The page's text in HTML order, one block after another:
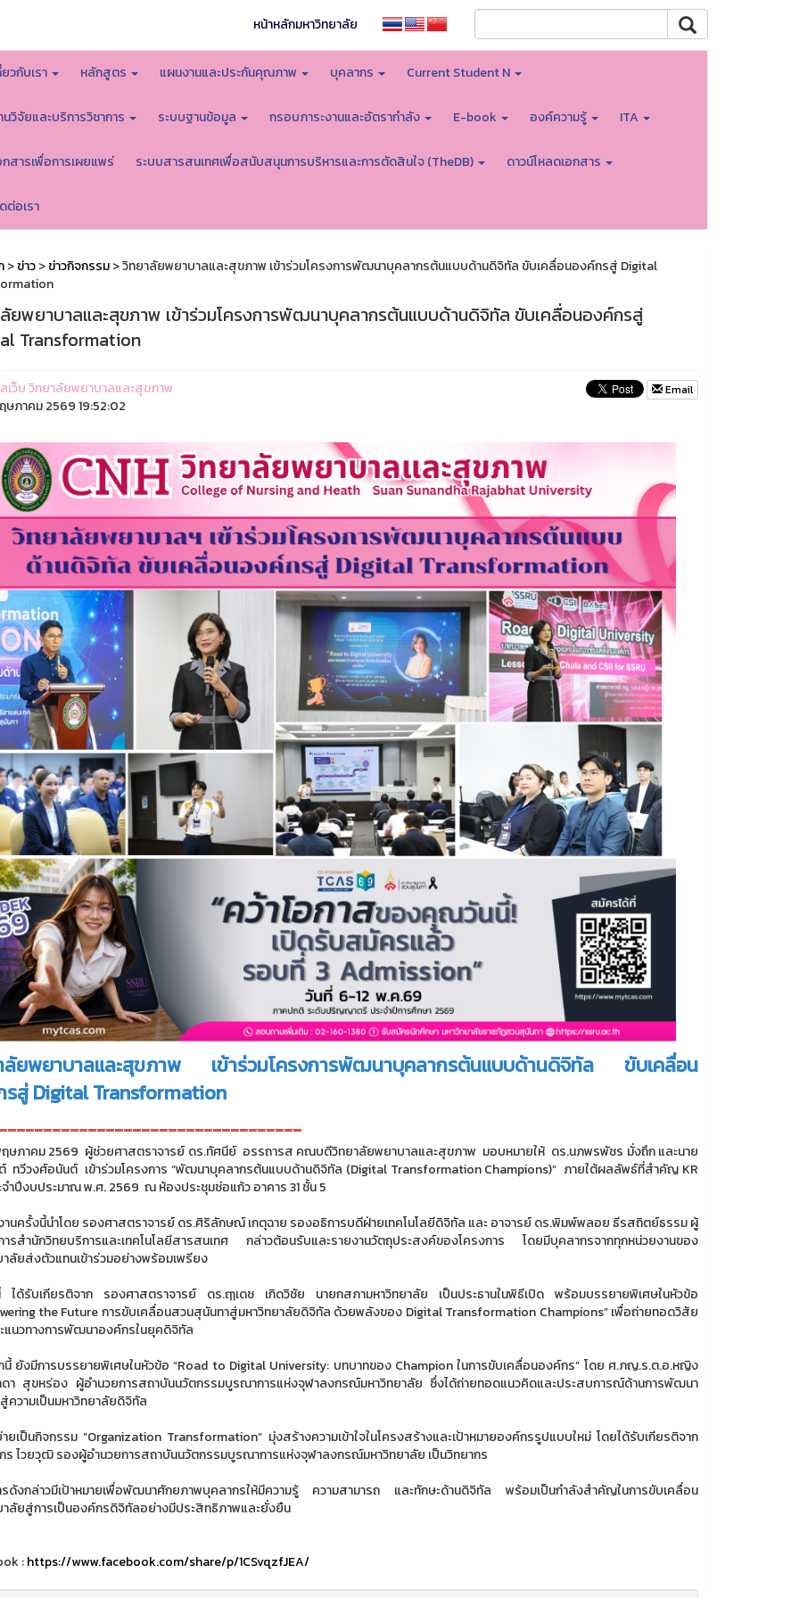
หน้าหลักมหาวิทยาลัย
ยวกับเรา หลักสูตร แผนงานและประกันคุณภาพ บุคลากร Current Student N
นวิจัยและบริการวิชาการ ระบบฐานข้อมูล กรอบภาระงานและอัตรากำลัง E-book องค์ความรู้ ITA
กสารเพื่อการเผยแพร่ ระบบสารสนเทศเพื่อสนับสนุนการบริหารและการตัดสินใจ (TheDB) ดาวน์โหลดเอกสาร
ต่อเรา
>ข่าว>ข่าวกิจกรรม> วิทยาลัยพยาบาลและสุขภาพ เข้าร่วมโครงการพัฒนาบุคลากรต้นแบบด้านดิจิทัล ขับเคลื่อนองค์กรสู่ Digital
ยพยาบาลและสุขภาพ เข้าร่วมโครงการพัฒนาบุคลากรต้นแบบด้านดิจิทัล ขับเคลื่อนองค์กรสู่
Transformation
ว็บ วิทยาลัยพยาบาลและสุขภาพ
ษภาคม 2569 19:52:02
Email
ลัยพยาบาลและสุขภาพ เข้าร่วมโครงการพัฒนาบุคลากรต้นแบบด้านดิจิทัล ขับเคลื่อน
สู่ Digital Transformation
ฤษภาคม 2569 ผู้ช่วยศาสตราจารย์ ดร.ทัศนีย์ อรรถารส คณบดีวิทยาลัยพยาบาลและสุขภาพ มอบหมายให้ ดร.นภพรพัชร มั่งถึก และนาย
ทวีวงศ์อนันต์ เข้าร่วมโครงการ “พัฒนาบุคลากรต้นแบบด้านดิจิทัล (Digital Transformation Champions)” ภายใต้ผลลัพธ์ที่สำคัญ KR
จำปีงบประมาณ พ.ศ. 2569 ณ ห้องประชุมช่อแก้ว อาคาร 31 ชั้น 5
านครั้งนี้นำโดย รองศาสตราจารย์ ดร.ศิริลักษณ์ เกตุฉาย รองอธิการบดีฝ่ายเทคโนโลยีดิจิทัล และ อาจารย์ ดร.พิมพ์พลอย ธีรสถิตย์ธรรม ผู้
ารสำนักวิทยบริการและเทคโนโลยีสารสนเทศ กล่าวต้อนรับและรายงานวัตถุประสงค์ของโครงการ โดยมีบุคลากรจากทุกหน่วยงานของ
าลัยส่งตัวแทนเข้าร่วมอย่างพร้อมเพรียง
ได้รับเกียรติจาก รองศาสตราจารย์ ดร.ฤๅเดช เกิดวิชัย นายกสภามหาวิทยาลัย เป็นประธานในพิธีเปิด พร้อมบรรยายพิเศษในหัวข้อ
the Future การขับเคลื่อนสวนสุนันทาสู่มหาวิทยาลัยดิจิทัล ด้วยพลังของ Digital Transformation Champions” เพื่อถ่ายทอดวิสัย
แนวทางการพัฒนาองค์กรในยุคดิจิทัล
นี้ ยังมีการบรรยายพิเศษในหัวข้อ “Road to Digital University: บทบาทของ Champion ในการขับเคลื่อนองค์กร” โดย ศ.ภญ.ร.ต.อ.หญิง
า สุขหร่อง ผู้อำนวยการสถาบันนวัตกรรมบูรณาการแห่งจุฬาลงกรณ์มหาวิทยาลัย ซึ่งได้ถ่ายทอดแนวคิดและประสบการณ์ด้านการพัฒนา
ความเป็นมหาวิทยาลัยดิจิทัล
ยเป็นกิจกรรม “Organization Transformation” มุ่งสร้างความเข้าใจในโครงสร้างและเป้าหมายองค์กรรูปแบบใหม่ โดยได้รับเกียรติจาก
ไวยวุฒิ รองผู้อำนวยการสถาบันนวัตกรรมบูรณาการแห่งจุฬาลงกรณ์มหาวิทยาลัย เป็นวิทยากร
รดังกล่าวมีเป้าหมายเพื่อพัฒนาศักยภาพบุคลากรให้มีความรู้ ความสามารถ และทักษะด้านดิจิทัล พร้อมเป็นกำลังสำคัญในการขับเคลื่อน
าลัยสู่การเป็นองค์กรดิจิทัลอย่างมีประสิทธิภาพและยั่งยืน
:https://www.facebook.com/share/p/1CSvqzfJEA/